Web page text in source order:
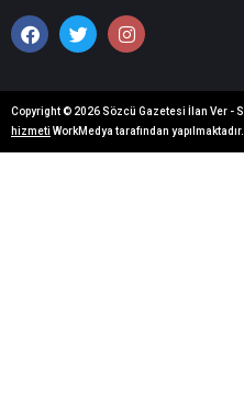
Copyright © 2026 Sözcü Gazetesi İlan Ver -
hizmeti WorkMedya tarafından yapılmaktadır.